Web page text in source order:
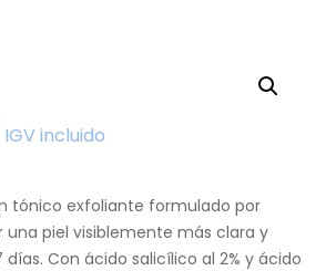
IGV incluido
un tónico exfoliante formulado por
una piel visiblemente más clara y
Con ácido salicílico al 2% y ácido